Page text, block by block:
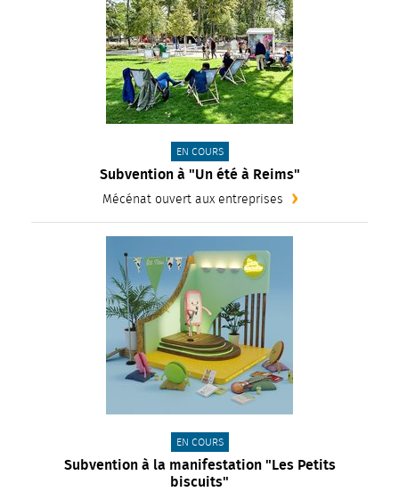
Subvention à "Un été à Reims"
Mécénat ouvert aux entreprises
CATÉGORIE(S) :
EN COURS
Subvention à la manifestation "Les Petits
biscuits"
CATÉGORIE(S) :
EN COURS